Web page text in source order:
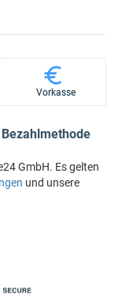
Vorkasse
GmbH. Es gelten
und unsere